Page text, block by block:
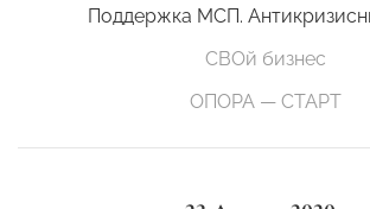
Поддержка МСП.
СВОй бизнес
ОПОРА — СТАРТ